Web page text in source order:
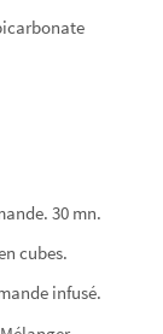
30 mn.
cubes.
infusé.